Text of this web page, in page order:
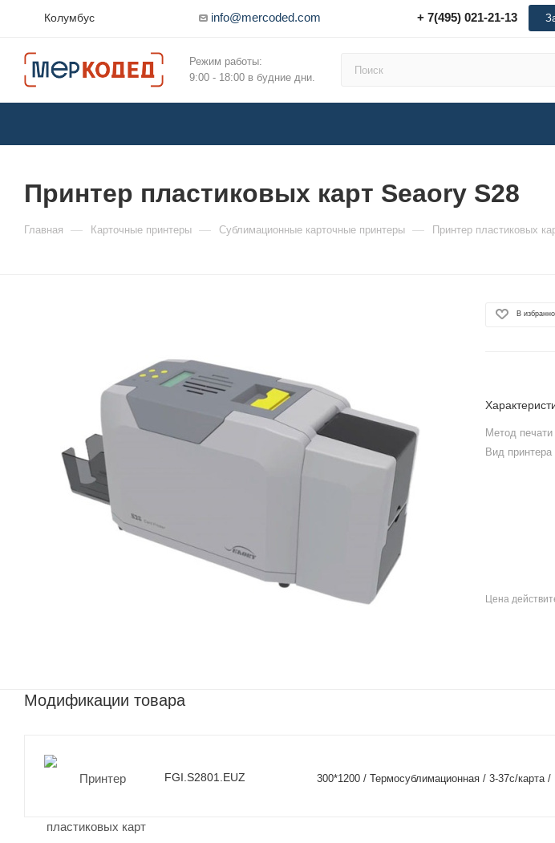
Колумбус info@mercoded.com + 7(495) 021-21-13
Режим работы:
9:00 - 18:00 в будние дни.
Принтер пластиковых карт Seaory S28
Главная — Карточные принтеры — Сублимационные карточные принтеры — Принтер пластиковых
В
Метод печати
Вид принтера
Цена
Модификации товара
FGI.S2801.EUZ 300*1200 / Термосублимационная / 3-37с/карта